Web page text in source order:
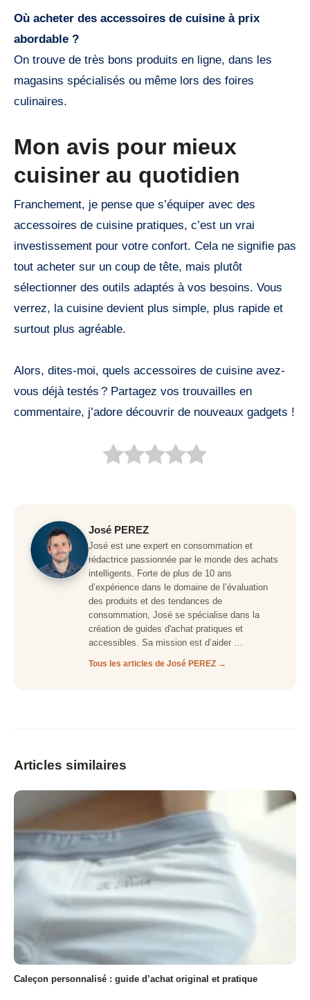
Où acheter des accessoires de cuisine à prix
abordable ?
On trouve de très bons produits en ligne, dans les
magasins spécialisés ou même lors des foires
culinaires.
Mon avis pour mieux
cuisiner au quotidien
Franchement, je pense que s’équiper avec des
accessoires de cuisine pratiques, c’est un vrai
investissement pour votre confort. Cela ne signifie pas
tout acheter sur un coup de tête, mais plutôt
sélectionner des outils adaptés à vos besoins. Vous
verrez, la cuisine devient plus simple, plus rapide et
surtout plus agréable.
Alors, dites-moi, quels accessoires de cuisine avez-
vous déjà testés ? Partagez vos trouvailles en
commentaire, j’adore découvrir de nouveaux gadgets !
José PEREZ
José est une expert en consommation et
rédactrice passionnée par le monde des achats
intelligents. Forte de plus de 10 ans
d’expérience dans le domaine de l’évaluation
des produits et des tendances de
consommation, José se spécialise dans la
création de guides d'achat pratiques et
accessibles. Sa mission est d’aider …
Tous les articles de José PEREZ →
Articles similaires
Caleçon personnalisé : guide d’achat original et pratique